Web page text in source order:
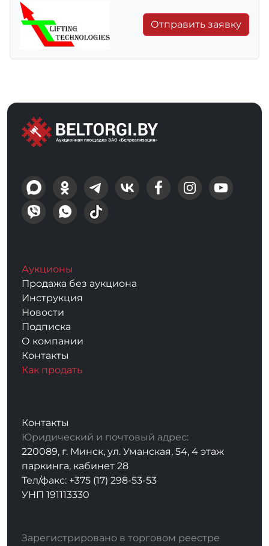
Отправить заявку
Аукционы
Продажа без аукциона
Инструкция
Новости
Подписка
О компании
Контакты
Как продать
Контакты
Юридический и почтовый адрес:
220089, г. Минск, ул. Уманская, 54, 4 этаж
паркинга, кабинет 28
Тел/факс: +375 (17) 298-53-53
УНП 191113330
Зарегистрировано в торговом реестре